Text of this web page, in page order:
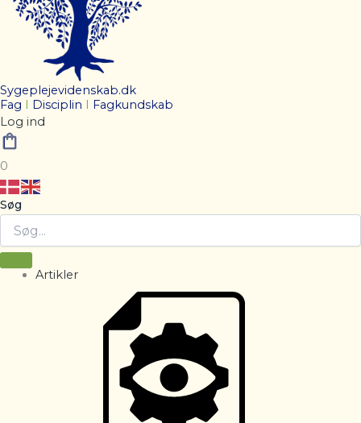
Sygeplejevidenskab.dk
Fag
Disciplin
Fagkundskab
Log ind
0
Søg
Artikler